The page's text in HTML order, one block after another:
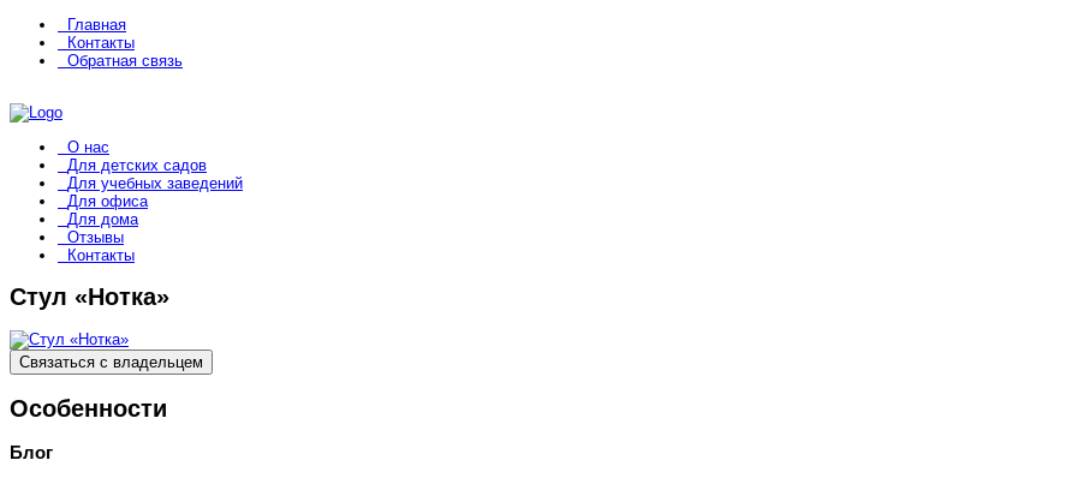
Главная
Контакты
Обратная связь
О нас
Для детских садов
Для учебных заведений
Для офиса
Для дома
Отзывы
Контакты
Стул «Нотка»
Связаться с владельцем
Особенности
Блог